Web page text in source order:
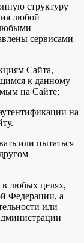
структуру
любой
сервисами
Сайта,
к данному
на Сайте;
на
или пытаться
в любых целях,
Федерации, а
или